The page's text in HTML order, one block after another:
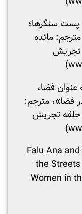
«جنسیت پست سنگرها؛
مائده
تجریش
«زنان به عنوان فضا،
فضا»، مترجم:
حلقه تجریش
– Falu Ana
the
Women in